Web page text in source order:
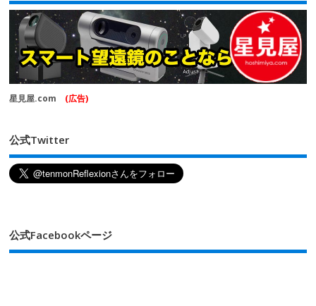
星見屋.com (広告)
公式Twitter
公式Facebookページ